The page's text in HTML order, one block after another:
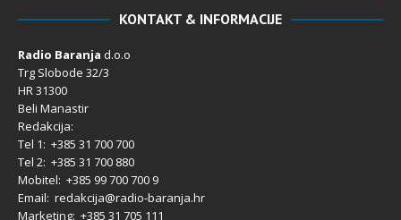
KONTAKT & INFORMACIJE
Radio Baranja d.o.o
Trg Slobode 32/3
HR 31300
Beli Manastir
Redakcija:
Tel 1: +385 31 700 700
Tel 2: +385 31 700 880
Mobitel: +385 99 700 700 9
Email: redakcija@radio-baranja.hr
Marketing: +385 31 705 111